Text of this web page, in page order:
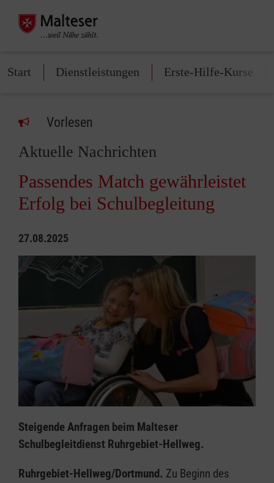
Start Dienstleistungen Erste-Hilfe-Kurse
Vorlesen
Aktuelle Nachrichten
Passendes Match gewährleistet
Erfolg bei Schulbegleitung
27.08.2025
Steigende Anfragen beim Malteser
Schulbegleitdienst Ruhrgebiet-Hellweg.
Ruhrgebiet-Hellweg/Dortmund. Zu Beginn des